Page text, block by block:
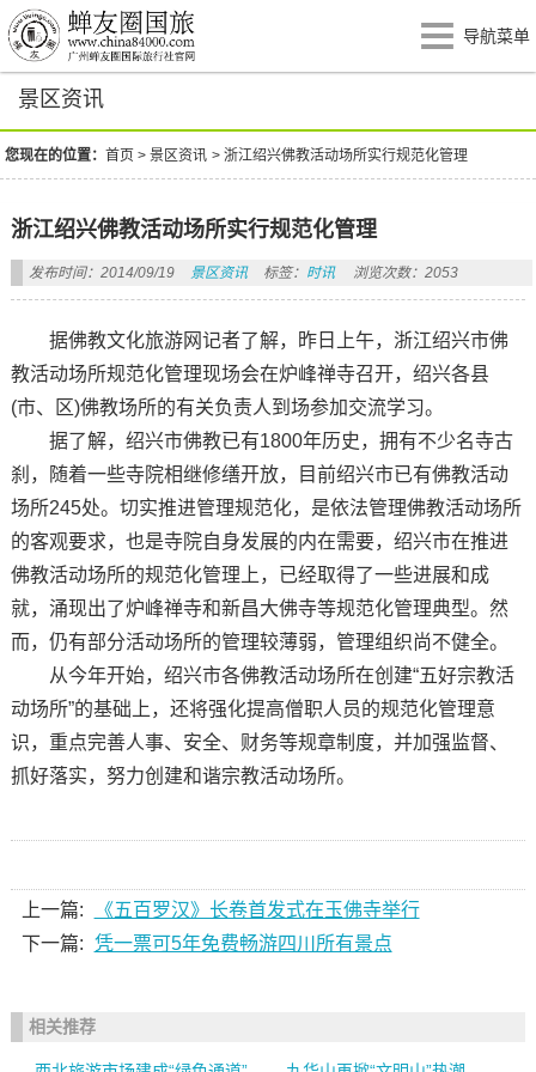
导航菜单
景区资讯
您现在的位置：首页 >景区资讯 >浙江绍兴佛教活动场所实行规范化管理
浙江绍兴佛教活动场所实行规范化管理
发布时间：2014/09/19 景区资讯 标签： 时讯 浏览次数：2053
据佛教文化旅游网记者了解，昨日上午，浙江绍兴市佛
教活动场所规范化管理现场会在炉峰禅寺召开，绍兴各县
(市、区)佛教场所的有关负责人到场参加交流学习。
据了解，绍兴市佛教已有1800年历史，拥有不少名寺古
刹，随着一些寺院相继修缮开放，目前绍兴市已有佛教活动
场所245处。切实推进管理规范化，是依法管理佛教活动场所
的客观要求，也是寺院自身发展的内在需要，绍兴市在推进
佛教活动场所的规范化管理上，已经取得了一些进展和成
就，涌现出了炉峰禅寺和新昌大佛寺等规范化管理典型。然
而，仍有部分活动场所的管理较薄弱，管理组织尚不健全。
从今年开始，绍兴市各佛教活动场所在创建“五好宗教活
动场所”的基础上，还将强化提高僧职人员的规范化管理意
识，重点完善人事、安全、财务等规章制度，并加强监督、
抓好落实，努力创建和谐宗教活动场所。
上一篇:
《五百罗汉》长卷首发式在玉佛寺举行
下一篇: 凭一票可5年免费畅游四川所有景点
相关推荐